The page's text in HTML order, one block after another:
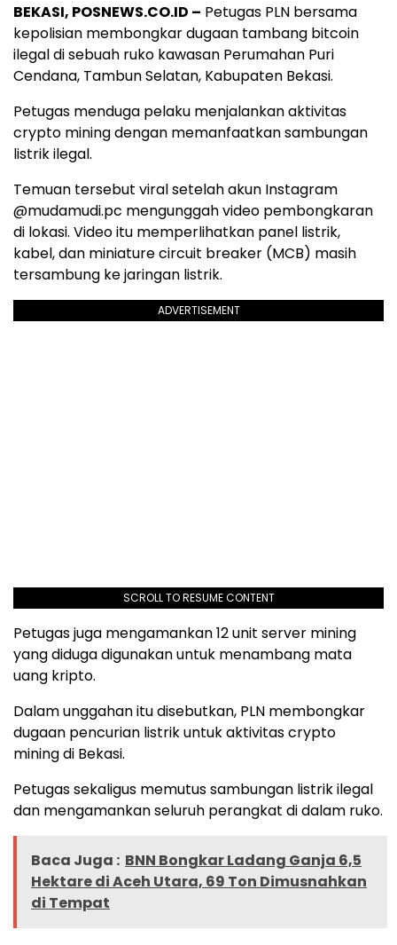
BEKASI, POSNEWS.CO.ID – Petugas PLN bersama
kepolisian membongkar dugaan tambang bitcoin
ilegal di sebuah ruko kawasan Perumahan Puri
Cendana, Tambun Selatan, Kabupaten Bekasi.
Petugas menduga pelaku menjalankan aktivitas
crypto mining dengan memanfaatkan sambungan
listrik ilegal.
Temuan tersebut viral setelah akun Instagram
@mudamudi.pc mengunggah video pembongkaran
di lokasi. Video itu memperlihatkan panel listrik,
kabel, dan miniature circuit breaker (MCB) masih
tersambung ke jaringan listrik.
ADVERTISEMENT
SCROLL TO RESUME CONTENT
Petugas juga mengamankan 12 unit server mining
yang diduga digunakan untuk menambang mata
uang kripto.
Dalam unggahan itu disebutkan, PLN membongkar
dugaan pencurian listrik untuk aktivitas crypto
mining di Bekasi.
Petugas sekaligus memutus sambungan listrik ilegal
dan mengamankan seluruh perangkat di dalam ruko.
Baca Juga : BNN Bongkar Ladang Ganja 6,5
Hektare di Aceh Utara, 69 Ton Dimusnahkan
di Tempat